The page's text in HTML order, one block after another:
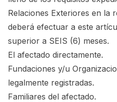
Relaciones Exteriores en la
deberá efectuar a este
superior a SEIS (6) meses.
El afectado directamente.
Fundaciones y/u
legalmente registradas.
Familiares del afectado.